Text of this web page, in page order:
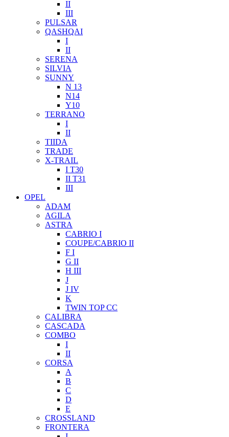
II
III
PULSAR
QASHQAI
I
II
SERENA
SILVIA
SUNNY
N 13
N14
Y10
TERRANO
I
II
TIIDA
TRADE
X-TRAIL
I T30
II T31
III
OPEL
ADAM
AGILA
ASTRA
CABRIO I
COUPE/CABRIO II
F I
G II
H III
J
J IV
K
TWIN TOP CC
CALIBRA
CASCADA
COMBO
I
II
CORSA
A
B
C
D
E
CROSSLAND
FRONTERA